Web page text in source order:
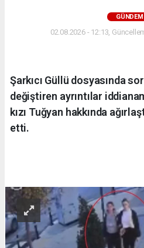
GÜNDEM
02.08.2026 - 12:13,
Şarkıcı Güllü dosyasında
değiştiren ayrıntılar
kızı Tuğyan hakkında
etti.